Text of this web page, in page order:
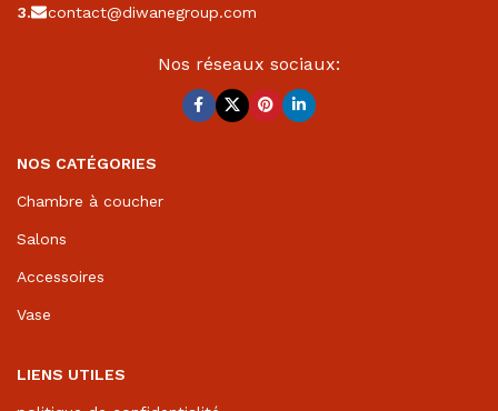
contact@diwanegroup.com
Nos réseaux sociaux:
NOS CATÉGORIES
Chambre à coucher
Salons
Accessoires
Vase
LIENS UTILES